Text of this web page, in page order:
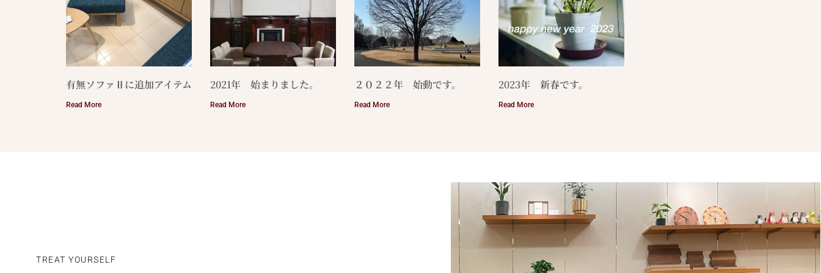
有無ソファⅡに追加アイテム
Read More
2021年 始まりました。
Read More
２０２２年 始動です。
Read More
2023年 新春です。
Read More
TREAT YOURSELF